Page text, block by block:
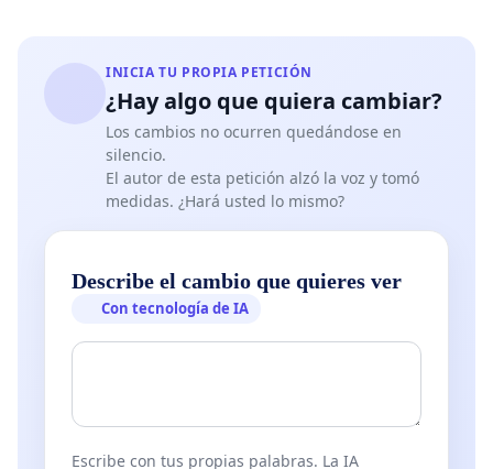
INICIA TU PROPIA PETICIÓN
¿Hay algo que quiera cambiar?
Los cambios no ocurren quedándose en
silencio.
El autor de esta petición alzó la voz y tomó
medidas. ¿Hará usted lo mismo?
Describe el cambio que quieres ver
Con tecnología de IA
Escribe con tus propias palabras. La IA